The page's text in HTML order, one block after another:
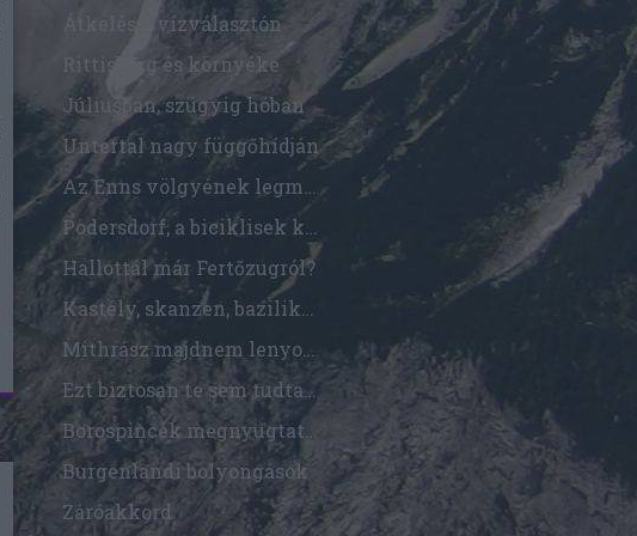
Átkelés a vízválasztón
Rittisberg és környéke
Júliusban, szügyig hóban
Untertal nagy függőhídján
Hallottál már Fertőzugról?
Ezt biztosan te sem tudtad Rusztról
Burgenlandi bolyongások
Záróakkord